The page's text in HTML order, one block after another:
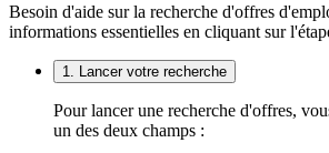
Besoin d'aide sur la recherche d'offres
informations essentielles en cliquant sur
1. Lancer votre recherche
Pour lancer une recherche d'offres,
un des deux champs :